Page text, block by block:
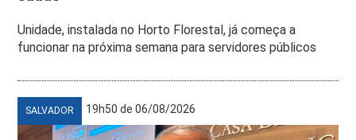
Unidade, instalada no Horto Florestal, já começa a
funcionar na próxima semana para servidores públicos
SALVADOR 19h50 de 06/08/2026